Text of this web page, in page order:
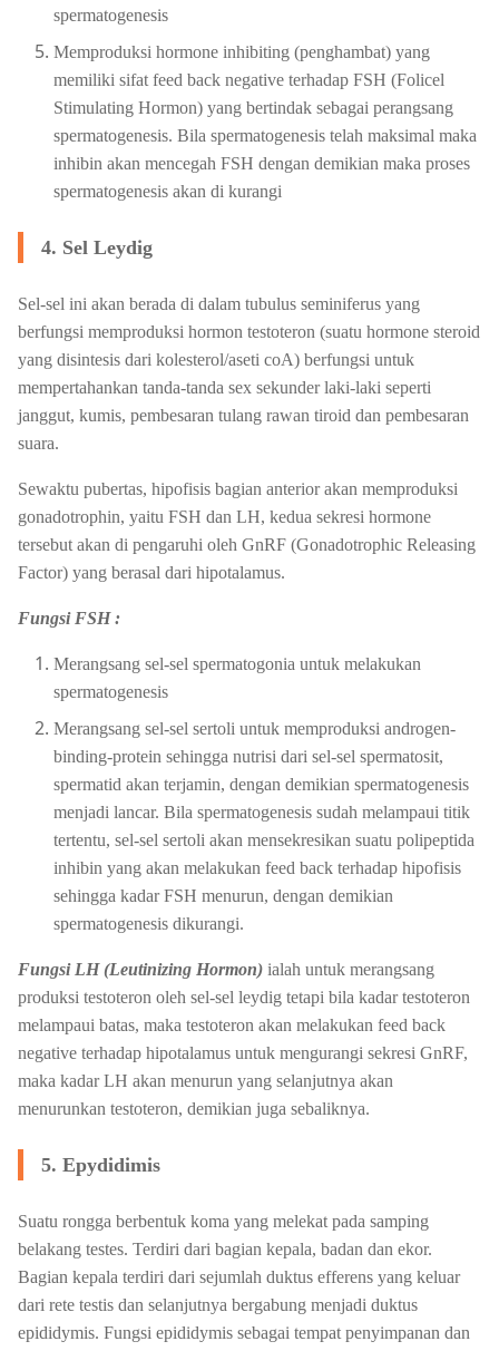
spermatogenesis
Memproduksi hormone inhibiting (penghambat) yang
memiliki sifat feed back negative terhadap FSH (Folicel
Stimulating Hormon) yang bertindak sebagai perangsang
spermatogenesis. Bila spermatogenesis telah maksimal maka
inhibin akan mencegah FSH dengan demikian maka proses
spermatogenesis akan di kurangi
4. Sel Leydig
Sel-sel ini akan berada di dalam tubulus seminiferus yang
berfungsi memproduksi hormon testoteron (suatu hormone steroid
yang disintesis dari kolesterol/aseti coA) berfungsi untuk
mempertahankan tanda-tanda sex sekunder laki-laki seperti
janggut, kumis, pembesaran tulang rawan tiroid dan pembesaran
suara.
Sewaktu pubertas, hipofisis bagian anterior akan memproduksi
gonadotrophin, yaitu FSH dan LH, kedua sekresi hormone
tersebut akan di pengaruhi oleh GnRF (Gonadotrophic Releasing
Factor) yang berasal dari hipotalamus.
Fungsi FSH :
Merangsang sel-sel spermatogonia untuk melakukan
spermatogenesis
Merangsang sel-sel sertoli untuk memproduksi androgen-
binding-protein sehingga nutrisi dari sel-sel spermatosit,
spermatid akan terjamin, dengan demikian spermatogenesis
menjadi lancar. Bila spermatogenesis sudah melampaui titik
tertentu, sel-sel sertoli akan mensekresikan suatu polipeptida
inhibin yang akan melakukan feed back terhadap hipofisis
sehingga kadar FSH menurun, dengan demikian
spermatogenesis dikurangi.
Fungsi LH (Leutinizing Hormon) ialah untuk merangsang
produksi testoteron oleh sel-sel leydig tetapi bila kadar testoteron
melampaui batas, maka testoteron akan melakukan feed back
negative terhadap hipotalamus untuk mengurangi sekresi GnRF,
maka kadar LH akan menurun yang selanjutnya akan
menurunkan testoteron, demikian juga sebaliknya.
5. Epydidimis
Suatu rongga berbentuk koma yang melekat pada samping
belakang testes. Terdiri dari bagian kepala, badan dan ekor.
Bagian kepala terdiri dari sejumlah duktus efferens yang keluar
dari rete testis dan selanjutnya bergabung menjadi duktus
epididymis. Fungsi epididymis sebagai tempat penyimpanan dan